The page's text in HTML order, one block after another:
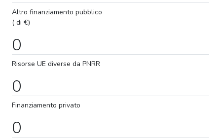
Altro finanziamento pubblico
( di €)
0
Risorse UE diverse da PNRR
0
Finanziamento privato
0